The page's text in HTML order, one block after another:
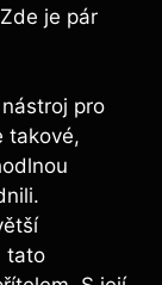
je ‍pár
pro
takové,
tato